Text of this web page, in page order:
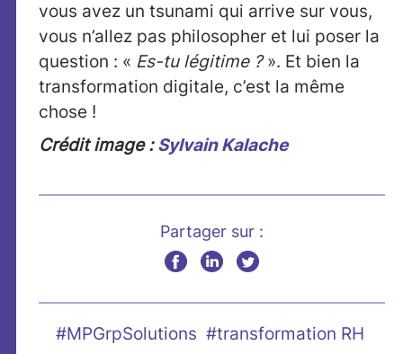
vous avez un tsunami qui arrive sur vous,
vous n’allez pas philosopher et lui poser la
question : « Es-tu légitime ?». Et bien la
transformation digitale, c’est la même
chose !
Crédit image :Sylvain Kalache
Partager sur :
#MPGrpSolutions #transformation RH